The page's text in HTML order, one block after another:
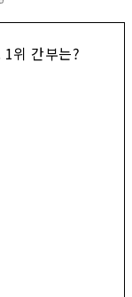
위 간부는?